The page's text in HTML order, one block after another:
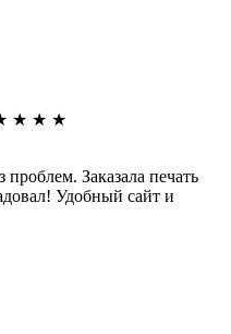
★ ★ ★
Заказала печать
Удобный сайт и